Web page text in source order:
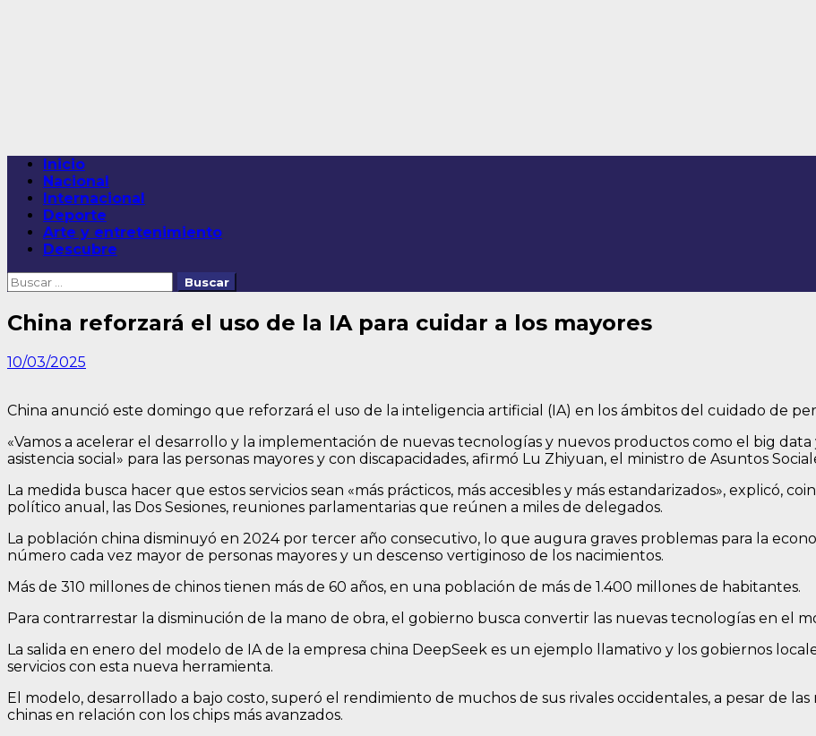
Menú
principal
Inicio
Nacional
Internacional
Deporte
Arte y entretenimiento
Descubre
Buscar:
China reforzará el uso de la IA para cuidar a los mayores
10/03/2025
China anunció este domingo que reforzará el uso de la inteligencia artificial (IA) en los ámbitos del cuidado de
«Vamos a acelerar el desarrollo y la implementación de nuevas tecnologías y nuevos productos como el big
asistencia social» para las personas mayores y con discapacidades, afirmó Lu Zhiyuan, el ministro de Asuntos
La medida busca hacer que estos servicios sean «más prácticos, más accesibles y más estandarizados», explicó,
político anual, las Dos Sesiones, reuniones parlamentarias que reúnen a miles de delegados.
La población china disminuyó en 2024 por tercer año consecutivo, lo que augura graves problemas para la
número cada vez mayor de personas mayores y un descenso vertiginoso de los nacimientos.
Más de 310 millones de chinos tienen más de 60 años, en una población de más de 1.400 millones de habitantes.
Para contrarrestar la disminución de la mano de obra, el gobierno busca convertir las nuevas tecnologías en el
La salida en enero del modelo de IA de la empresa china DeepSeek es un ejemplo llamativo y los gobiernos
servicios con esta nueva herramienta.
El modelo, desarrollado a bajo costo, superó el rendimiento de muchos de sus rivales occidentales, a pesar de
chinas en relación con los chips más avanzados.